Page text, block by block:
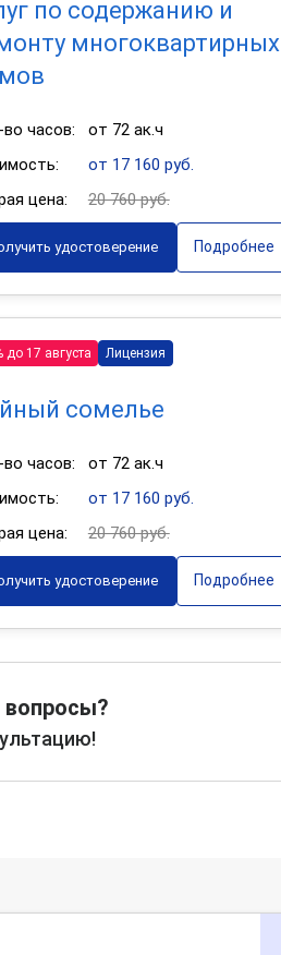
по содержанию и
многоквартирных
часов:
от 72 ак.ч
от 17 160 руб.
цена:
20 760 руб.
удостоверение Подробнее
до 17 августа Лицензия
сомелье
часов:
от 72 ак.ч
от 17 160 руб.
цена:
20 760 руб.
удостоверение Подробнее